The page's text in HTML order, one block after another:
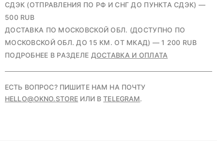
СДЭК (ОТПРАВЛЕНИЯ ПО РФ И СНГ ДО ПУНКТА СДЭК) —
500 RUB
ДОСТАВКА ПО МОСКОВСКОЙ ОБЛ. (ДОСТУПНО ПО
МОСКОВСКОЙ ОБЛ. ДО 15 КМ. ОТ МКАД) — 1 200 RUB
ПОДРОБНЕЕ В РАЗДЕЛЕ ДОСТАВКА И ОПЛАТА
ЕСТЬ ВОПРОС? ПИШИТЕ НАМ НА ПОЧТУ
HELLO@OKNO.STORE ИЛИ ВTELEGRAM.